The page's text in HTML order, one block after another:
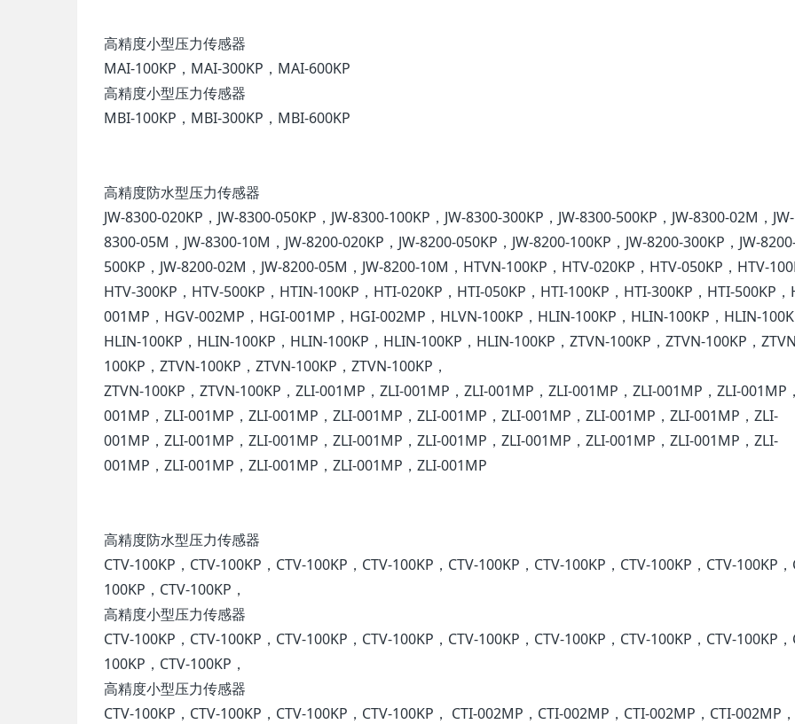
高精度小型压力传感器
MAI-100KP，MAI-300KP，MAI-600KP
高精度小型压力传感器
MBI-100KP，MBI-300KP，MBI-600KP
高精度防水型压力传感器
JW-8300-020KP，JW-8300-050KP，JW-8300-100KP，JW-8300-300KP，JW-8300-500KP，JW-8300-02M，JW-
8300-05M，JW-8300-10M，JW-8200-020KP，JW-8200-050KP，JW-8200-100KP，JW-8200-300KP，JW-
500KP，JW-8200-02M，JW-8200-05M，JW-8200-10M，HTVN-100KP，HTV-020KP，HTV-050KP，HTV-
HTV-300KP，HTV-500KP，HTIN-100KP，HTI-020KP，HTI-050KP，HTI-100KP，HTI-300KP，HTI-500KP，
001MP，HGV-002MP，HGI-001MP，HGI-002MP，HLVN-100KP，HLIN-100KP，HLIN-100KP，HLIN-
HLIN-100KP，HLIN-100KP，HLIN-100KP，HLIN-100KP，HLIN-100KP，ZTVN-100KP，ZTVN-100KP，
100KP，ZTVN-100KP，ZTVN-100KP，ZTVN-100KP，
ZTVN-100KP，ZTVN-100KP，ZLI-001MP，ZLI-001MP，ZLI-001MP，ZLI-001MP，ZLI-001MP，ZLI-001MP
001MP，ZLI-001MP，ZLI-001MP，ZLI-001MP，ZLI-001MP，ZLI-001MP，ZLI-001MP，ZLI-001MP，ZLI-
001MP，ZLI-001MP，ZLI-001MP，ZLI-001MP，ZLI-001MP，ZLI-001MP，ZLI-001MP，ZLI-001MP，ZLI-
001MP，ZLI-001MP，ZLI-001MP，ZLI-001MP，ZLI-001MP
高精度防水型压力传感器
CTV-100KP，CTV-100KP，CTV-100KP，CTV-100KP，CTV-100KP，CTV-100KP，CTV-100KP，CTV-100KP，
100KP，CTV-100KP，
高精度小型压力传感器
CTV-100KP，CTV-100KP，CTV-100KP，CTV-100KP，CTV-100KP，CTV-100KP，CTV-100KP，CTV-100KP，
100KP，CTV-100KP，
高精度小型压力传感器
CTV-100KP，CTV-100KP，CTV-100KP，CTV-100KP， CTI-002MP，CTI-002MP，CTI-002MP，CTI-002MP